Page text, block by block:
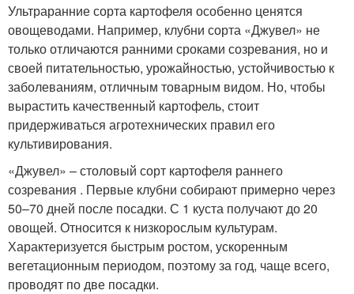
Ультраранние сорта картофеля особенно ценятся
овощеводами. Например, клубни сорта «Джувел» не
только отличаются ранними сроками созревания, но и
своей питательностью, урожайностью, устойчивостью к
заболеваниям, отличным товарным видом. Но, чтобы
вырастить качественный картофель, стоит
придерживаться агротехнических правил его
культивирования.
«Джувел» – столовый сорт картофеля раннего
созревания . Первые клубни собирают примерно через
50–70 дней после посадки. С 1 куста получают до 20
овощей. Относится к низкорослым культурам.
Характеризуется быстрым ростом, ускоренным
вегетационным периодом, поэтому за год, чаще всего,
проводят по две посадки.